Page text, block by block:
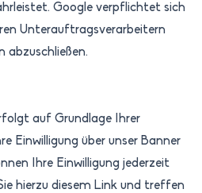
Google verpflichtet sich
Unterauftragsverarbeitern
abzuschließen.
auf Grundlage Ihrer
Einwilligung über unser Banner
Ihre Einwilligung jederzeit
hierzu diesem Link und treffen